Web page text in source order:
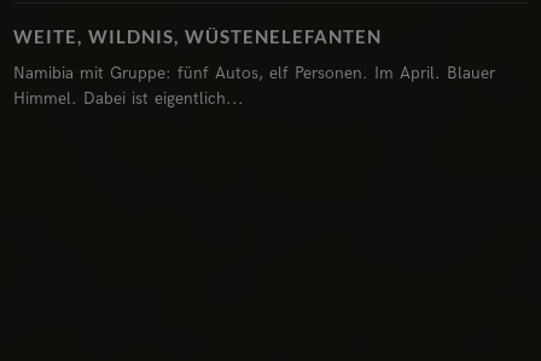
WEITE, WILDNIS, WÜSTENELEFANTEN
Namibia mit Gruppe: fünf Autos, elf Personen. Im April. Blauer
Himmel. Dabei ist eigentlich...